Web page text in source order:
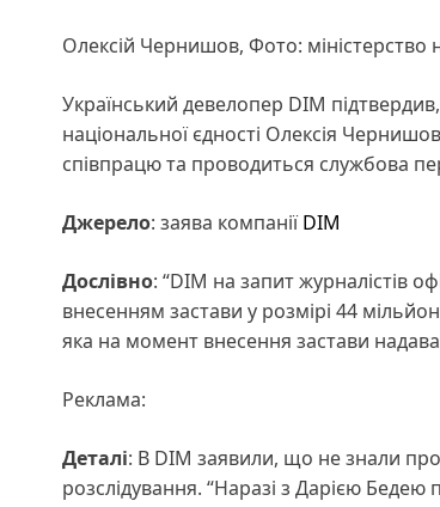
Олексій Чернишов, Фото: міністерство
Український девелопер DIM
національної єдності Олексія
співпрацю та проводиться службова
Джерело: заява компаніїDIM
Дослівно: “DIM на запит журналістів
внесенням застави у розмірі 44
яка на момент внесення застави
Реклама:
Деталі: В DIM заявили, що не знали
розслідування. “Наразі з Дарією